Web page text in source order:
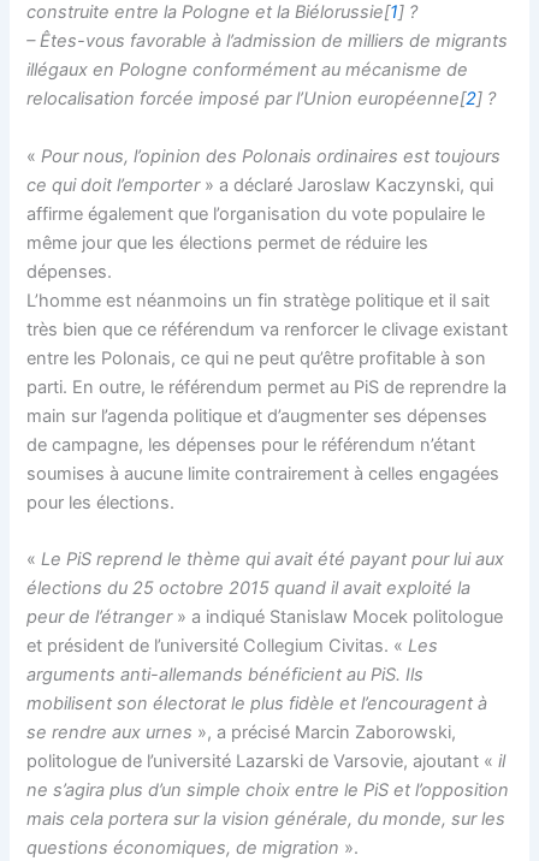
construite entre la Pologne et la Biélorussie[1] ?
– Êtes-vous favorable à l’admission de milliers de migrants
illégaux en Pologne conformément au mécanisme de
relocalisation forcée imposé par l’Union européenne[2] ?
«Pour nous, l’opinion des Polonais ordinaires est toujours
ce qui doit l’emporter» a déclaré Jaroslaw Kaczynski, qui
affirme également que l’organisation du vote populaire le
même jour que les élections permet de réduire les
dépenses.
L’homme est néanmoins un fin stratège politique et il sait
très bien que ce référendum va renforcer le clivage existant
entre les Polonais, ce qui ne peut qu’être profitable à son
parti. En outre, le référendum permet au PiS de reprendre la
main sur l’agenda politique et d’augmenter ses dépenses
de campagne, les dépenses pour le référendum n’étant
soumises à aucune limite contrairement à celles engagées
pour les élections.
« Le PiS reprend le thème qui avait été payant pour lui aux
élections du 25 octobre 2015 quand il avait exploité la
peur de l’étranger» a indiqué Stanislaw Mocek politologue
et président de l’université Collegium Civitas. « Les
arguments anti-allemands bénéficient au PiS. Ils
mobilisent son électorat le plus fidèle et l’encouragent à
se rendre aux urnes », a précisé Marcin Zaborowski,
politologue de l’université Lazarski de Varsovie, ajoutant « il
ne s’agira plus d’un simple choix entre le PiS et l’opposition
mais cela portera sur la vision générale, du monde, sur les
questions économiques, de migration ».